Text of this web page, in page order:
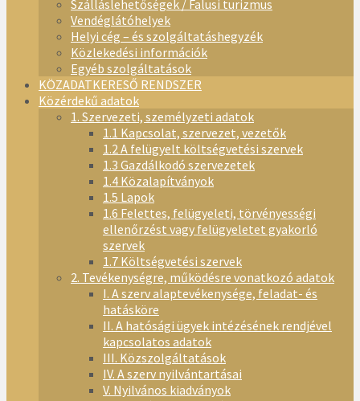
Szálláslehetőségek / Falusi turizmus
Vendéglátóhelyek
Helyi cég – és szolgáltatáshegyzék
Közlekedési információk
Egyéb szolgáltatások
KÖZADATKERESŐ RENDSZER
Közérdekű adatok
1. Szervezeti, személyzeti adatok
1.1 Kapcsolat, szervezet, vezetők
1.2 A felügyelt költségvetési szervek
1.3 Gazdálkodó szervezetek
1.4 Közalapítványok
1.5 Lapok
1.6 Felettes, felügyeleti, törvényességi
ellenőrzést vagy felügyeletet gyakorló
szervek
1.7 Költségvetési szervek
2. Tevékenységre, működésre vonatkozó adatok
I. A szerv alaptevékenysége, feladat- és
hatásköre
II. A hatósági ügyek intézésének rendjével
kapcsolatos adatok
III. Közszolgáltatások
IV. A szerv nyilvántartásai
V. Nyilvános kiadványok